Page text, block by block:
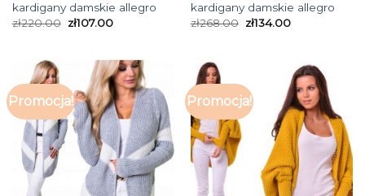
kardigany damskie allegro
zł220.00 zł107.00
kardigany damskie allegro
zł268.00 zł134.00
Promocja! Promocja!